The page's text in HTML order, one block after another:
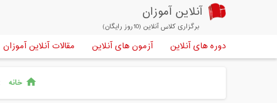
آنلاین آموزان
برگزاری کلاس آنلاین (10روز رایگان)
دوره های آنلاین آزمون های آنلاین مقالات آنلاین آموزان
home خانه